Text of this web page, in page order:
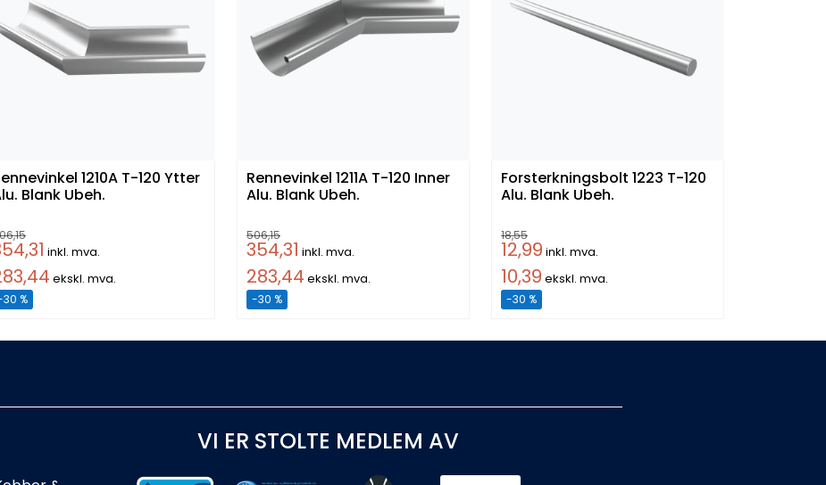
1210A T-120 Ytter
Blank Ubeh.
inkl. mva.
ekskl. mva.
%
Rennevinkel 1211A T-120 Inner
Alu. Blank Ubeh.
506,15
354,31 inkl. mva.
283,44 ekskl. mva.
-30 %
Forsterkningsbolt 1223 T-120
Alu. Blank Ubeh.
18,55
12,99 inkl. mva.
10,39 ekskl. mva.
-30 %
VI ER STOLTE MEDLEM AV